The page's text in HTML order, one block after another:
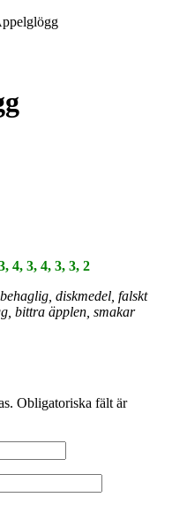
4, 3, 4, 3, 3, 2
diskmedel, falskt
bittra äpplen, smakar
Obligatoriska fält är